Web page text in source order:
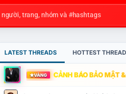
LATEST THREADS HOTTEST
VÀNG CẢNH BÁO BẢO MẬT